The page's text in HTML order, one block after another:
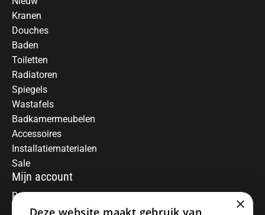
Kranen
Douches
Baden
Toiletten
Radiatoren
Spiegels
Wastafels
Badkamermeubelen
Accessoires
Installatiematerialen
Sale
Mijn account
Registreren
Mijn bestellingen
×
Deze website maakt gebruik van